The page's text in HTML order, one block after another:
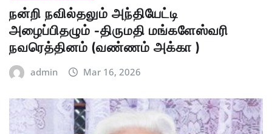
நன்றி நவில்தலும் அந்தியேட்டி
அழைப்பிதழும் -திருமதி மங்களேஸ்வரி
நவரெத்தினம் (வண்ணம் அக்கா )
admin Mar 16, 2026